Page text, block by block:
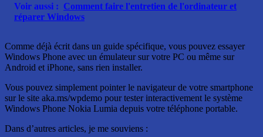
Voir aussi : Comment faire l'entretien de l'ordinateur et
réparer Windows
Comme déjà écrit dans un guide spécifique, vous pouvez essayer
Windows Phone avec un émulateur sur votre PC ou même sur
Android et iPhone, sans rien installer.
Vous pouvez simplement pointer le navigateur de votre smartphone
sur le site aka.ms/wpdemo pour tester interactivement le système
Windows Phone Nokia Lumia depuis votre téléphone portable.
Dans d’autres articles, je me souviens :